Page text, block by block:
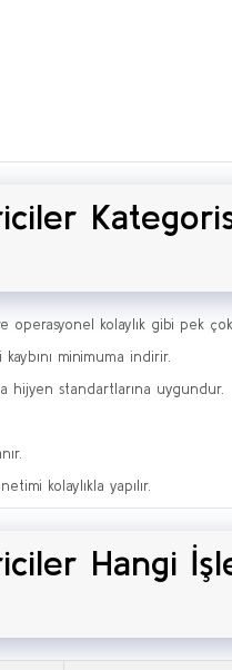
kolaylık gibi pek çok
minimuma indirir.
hijyen standartlarına uygundur.
kolaylıkla yapılır.
Hangi